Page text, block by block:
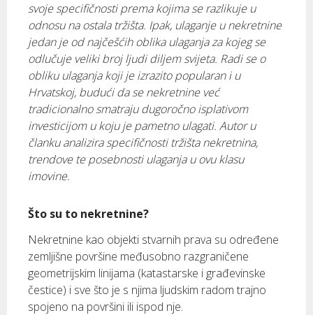
svoje specifičnosti prema kojima se razlikuje u
odnosu na ostala tržišta. Ipak, ulaganje u nekretnine
jedan je od najčešćih oblika ulaganja za kojeg se
odlučuje veliki broj ljudi diljem svijeta. Radi se o
obliku ulaganja koji je izrazito popularan i u
Hrvatskoj, budući da se nekretnine već
tradicionalno smatraju dugoročno isplativom
investicijom u koju je pametno ulagati. Autor u
članku analizira specifičnosti tržišta nekretnina,
trendove te posebnosti ulaganja u ovu klasu
imovine.
Što su to nekretnine?
Nekretnine kao objekti stvarnih prava su određene
zemljišne površine međusobno razgraničene
geometrijskim linijama (katastarske i građevinske
čestice) i sve što je s njima ljudskim radom trajno
spojeno na površini ili ispod nje.